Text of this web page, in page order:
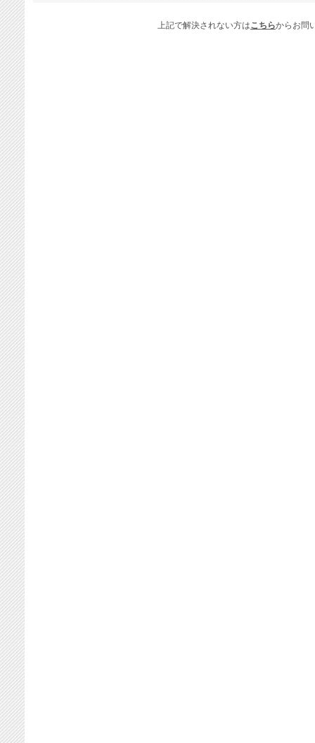
上記で解決されない方はこちらからお問